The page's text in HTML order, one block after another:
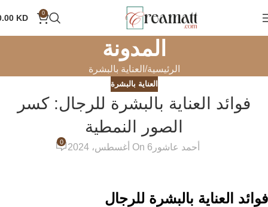
0
KD
المدونة
الرئيسية العناية بالبشرة
العناية بالبشرة
فوائد العناية بالبشرة للرجال: كسر
الصور النمطية
أحمد عاشور On 6 أغسطس، 2024
0
فوائد العناية بالبشرة للرجال